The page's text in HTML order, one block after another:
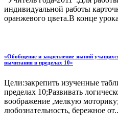
индивидуальной работы
оранжевого цвета.В конце
«Обобщение и закрепление знаний
вычитания в пределах 10»
Цели:закрепить изученные
пределах 10;Развивать
воображение ,мелкую
любознательность, бережное